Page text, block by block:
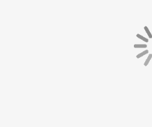
zoom zorgen ervoor dat het